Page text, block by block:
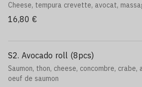
Cheese, tempura crevette, avocat,
16,80 €
S2. Avocado roll (8pcs)
Saumon, thon, cheese, concombre, crabe,
oeuf de saumon